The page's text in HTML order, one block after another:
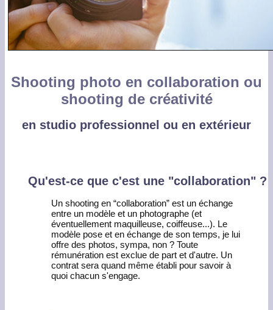
Shooting photo en collaboration ou
shooting de créativité
en studio professionnel ou en extérieur
Qu'est-ce que c'est une "collaboration" ?
Un shooting en “collaboration” est un échange
entre un modèle et un photographe (et
éventuellement maquilleuse, coiffeuse...). Le
modèle pose et en échange de son temps, je lui
offre des photos, sympa, non ? Toute
rémunération est exclue de part et d'autre. Un
contrat sera quand même établi pour savoir à
quoi chacun s'engage.